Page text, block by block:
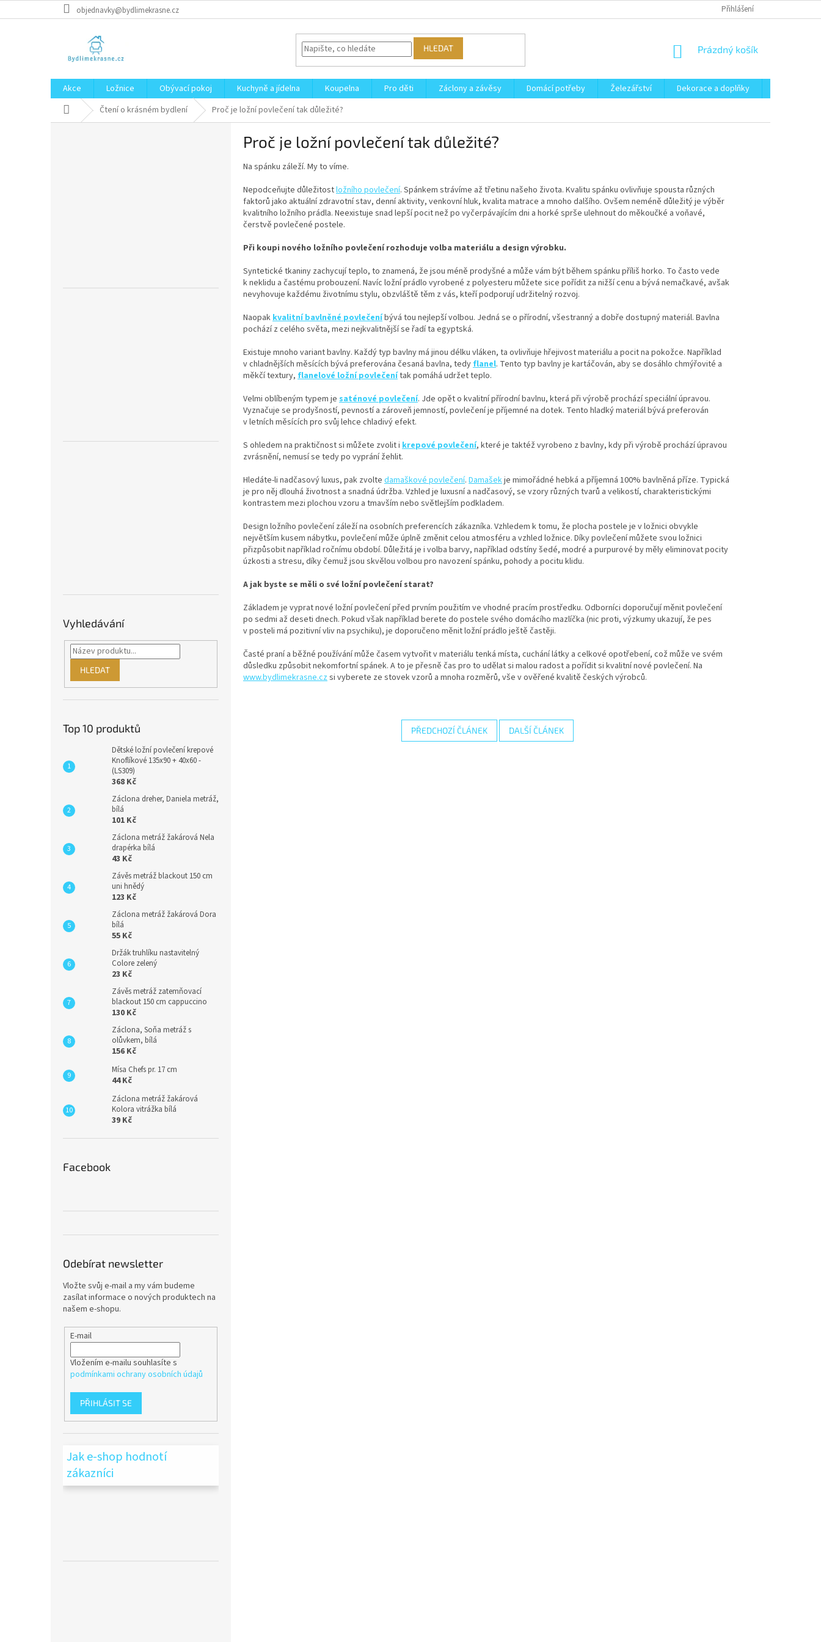
na
objednavky@bydlimekrasne.cz Přihlášení
HLEDAT
NÁKUPNÍ
Prázdný košík
Akce Ložnice Obývací pokoj Kuchyně a jídelna Koupelna Pro děti Záclony a závěsy Domácí potřeby Železářství Dekorace a doplňky
Domů Čtení o krásném bydlení Proč je ložní povlečení tak důležité?
Vyhledávání
HLEDAT
Top 10 produktů
Dětské ložní povlečení krepové
Knoflíkové 135x90 + 40x60 -
(LS309)
368 Kč
Záclona dreher, Daniela metráž,
bílá
101 Kč
Záclona metráž žakárová Nela
drapérka bílá
43 Kč
Závěs metráž blackout 150 cm
uni hnědý
123 Kč
Záclona metráž žakárová Dora
bílá
55 Kč
Držák truhlíku nastavitelný
Colore zelený
23 Kč
Závěs metráž zatemňovací
blackout 150 cm cappuccino
130 Kč
Záclona, Soňa metráž s
olůvkem, bílá
156 Kč
Mísa Chefs pr. 17 cm
44 Kč
Záclona metráž žakárová
Kolora vitrážka bílá
39 Kč
Facebook
Odebírat newsletter
Vložte svůj e-mail a my vám budeme
zasílat informace o nových produktech na
našem e-shopu.
E-mail
Vložením e-mailu souhlasíte s
podmínkami ochrany osobních údajů
PŘIHLÁSIT SE
Jak e-shop hodnotí
zákazníci
Proč je ložní povlečení tak důležité?
Na spánku záleží. My to víme.
Nepodceňujte důležitostložního povlečení. Spánkem strávíme až třetinu našeho života. Kvalitu spánku ovlivňuje spousta různých
faktorů jako aktuální zdravotní stav, denní aktivity, venkovní hluk, kvalita matrace a mnoho dalšího. Ovšem neméně důležitý je výběr
kvalitního ložního prádla. Neexistuje snad lepší pocit než po vyčerpávajícím dni a horké sprše ulehnout do měkoučké a voňavé,
čerstvě povlečené postele.
Při koupi nového ložního povlečení rozhoduje volba materiálu a design výrobku.
Syntetické tkaniny zachycují teplo, to znamená, že jsou méně prodyšné a může vám být během spánku příliš horko. To často vede
k neklidu a častému probouzení. Navíc ložní prádlo vyrobené z polyesteru můžete sice pořídit za nižší cenu a bývá nemačkavé, avšak
nevyhovuje každému životnímu stylu, obzvláště těm z vás, kteří podporují udržitelný rozvoj.
Naopak kvalitní bavlněné povlečeníbývá tou nejlepší volbou. Jedná se o přírodní, všestranný a dobře dostupný materiál. Bavlna
pochází z celého světa, mezi nejkvalitnější se řadí ta egyptská.
Existuje mnoho variant bavlny. Každý typ bavlny má jinou délku vláken, ta ovlivňuje hřejivost materiálu a pocit na pokožce. Například
v chladnějších měsících bývá preferována česaná bavlna, tedy flanel. Tento typ bavlny je kartáčován, aby se dosáhlo chmýřovité a
měkčí textury, flanelové ložní povlečenítak pomáhá udržet teplo.
Velmi oblíbeným typem je saténové povlečení. Jde opět o kvalitní přírodní bavlnu, která při výrobě prochází speciální úpravou.
Vyznačuje se prodyšností, pevností a zároveň jemností, povlečení je příjemné na dotek. Tento hladký materiál bývá preferován
v letních měsících pro svůj lehce chladivý efekt.
S ohledem na praktičnost si můžete zvolit i krepové povlečení, které je taktéž vyrobeno z bavlny, kdy při výrobě prochází úpravou
zvrásnění, nemusí se tedy po vyprání žehlit.
Hledáte-li nadčasový luxus, pak zvolte damaškové povlečení. Damašekje mimořádné hebká a příjemná 100% bavlněná příze. Typická
je pro něj dlouhá životnost a snadná údržba. Vzhled je luxusní a nadčasový, se vzory různých tvarů a velikostí, charakteristickými
kontrastem mezi plochou vzoru a tmavším nebo světlejším podkladem.
Design ložního povlečení záleží na osobních preferencích zákazníka. Vzhledem k tomu, že plocha postele je v ložnici obvykle
největším kusem nábytku, povlečení může úplně změnit celou atmosféru a vzhled ložnice. Díky povlečení můžete svou ložnici
přizpůsobit například ročnímu období. Důležitá je i volba barvy, například odstíny šedé, modré a purpurové by měly eliminovat pocity
úzkosti a stresu, díky čemuž jsou skvělou volbou pro navození spánku, pohody a pocitu klidu.
A jak byste se měli o své ložní povlečení starat?
Základem je vyprat nové ložní povlečení před prvním použitím ve vhodné pracím prostředku. Odborníci doporučují měnit povlečení
po sedmi až deseti dnech. Pokud však například berete do postele svého domácího mazlíčka (nic proti, výzkumy ukazují, že pes
v posteli má pozitivní vliv na psychiku), je doporučeno měnit ložní prádlo ještě častěji.
Časté praní a běžné používání může časem vytvořit v materiálu tenká místa, cuchání látky a celkové opotřebení, což může ve svém
důsledku způsobit nekomfortní spánek. A to je přesně čas pro to udělat si malou radost a pořídit si kvalitní nové povlečení. Na
www.bydlimekrasne.czsi vyberete ze stovek vzorů a mnoha rozměrů, vše v ověřené kvalitě českých výrobců.
PŘEDCHOZÍ ČLÁNEK DALŠÍ ČLÁNEK